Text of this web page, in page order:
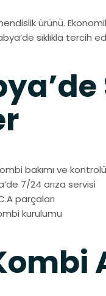
ürünü.
sıklıkla tercih
bakımı ve kontrolü
7/24 arıza servisi
parçaları
kurulumu